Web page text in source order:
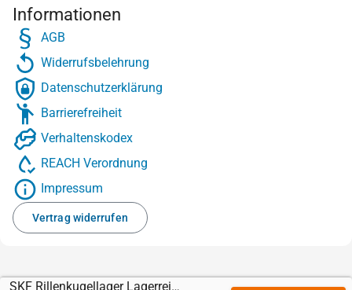
SKF Rillenkugellager Lagerreihe 619
Informationen
AGB
Widerrufsbelehrung
Datenschutzerklärung
Barrierefreiheit
Verhaltenskodex
REACH Verordnung
Impressum
Vertrag widerrufen